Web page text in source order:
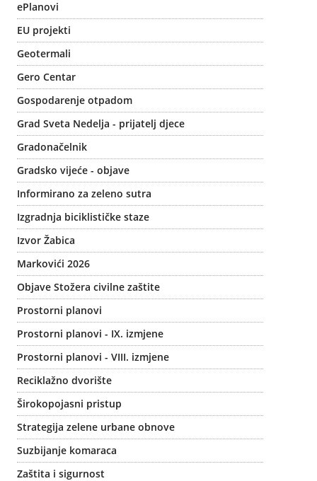
ePlanovi
EU projekti
Geotermali
Gero Centar
Gospodarenje otpadom
Grad Sveta Nedelja - prijatelj djece
Gradonačelnik
Gradsko vijeće - objave
Informirano za zeleno sutra
Izgradnja biciklističke staze
Izvor Žabica
Markovići 2026
Objave Stožera civilne zaštite
Prostorni planovi
Prostorni planovi - IX. izmjene
Prostorni planovi - VIII. izmjene
Reciklažno dvorište
Širokopojasni pristup
Strategija zelene urbane obnove
Suzbijanje komaraca
Zaštita i sigurnost